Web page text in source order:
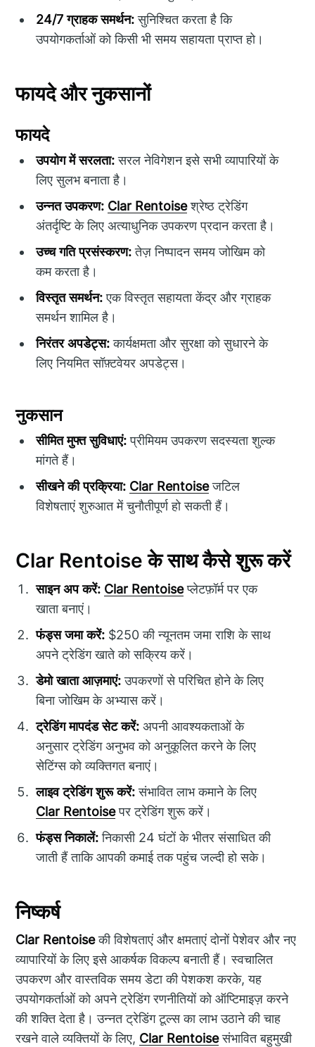
24/7 ग्राहक समर्थन:सुनिश्चित करता है कि
उपयोगकर्ताओं को किसी भी समय सहायता प्राप्त हो।
फायदे और नुकसानों
फायदे
उपयोग में सरलता:सरल नेविगेशन इसे सभी व्यापारियों के
लिए सुलभ बनाता है।
उन्नत उपकरण: Clar Rentoiseश्रेष्ठ ट्रेडिंग
अंतर्दृष्टि के लिए अत्याधुनिक उपकरण प्रदान करता है।
उच्च गति प्रसंस्करण:तेज़ निष्पादन समय जोखिम को
कम करता है।
विस्तृत समर्थन:एक विस्तृत सहायता केंद्र और ग्राहक
समर्थन शामिल है।
निरंतर अपडेट्स:कार्यक्षमता और सुरक्षा को सुधारने के
लिए नियमित सॉफ़्टवेयर अपडेट्स।
नुकसान
सीमित मुफ्त सुविधाएं:प्रीमियम उपकरण सदस्यता शुल्क
मांगते हैं।
सीखने की प्रक्रिया: Clar Rentoiseजटिल
विशेषताएं शुरुआत में चुनौतीपूर्ण हो सकती हैं।
Clar Rentoise के साथ कैसे शुरू करें
साइन अप करें: Clar Rentoiseप्लेटफ़ॉर्म पर एक
खाता बनाएं।
फंड्स जमा करें: $250 की न्यूनतम जमा राशि के साथ
अपने ट्रेडिंग खाते को सक्रिय करें।
डेमो खाता आज़माएं:उपकरणों से परिचित होने के लिए
बिना जोखिम के अभ्यास करें।
ट्रेडिंग मापदंड सेट करें: अपनी आवश्यकताओं के
अनुसार ट्रेडिंग अनुभव को अनुकूलित करने के लिए
सेटिंग्स को व्यक्तिगत बनाएं।
लाइव ट्रेडिंग शुरू करें:संभावित लाभ कमाने के लिए
Clar Rentoiseपर ट्रेडिंग शुरू करें।
फंड्स निकालें:निकासी 24 घंटों के भीतर संसाधित की
जाती हैं ताकि आपकी कमाई तक पहुंच जल्दी हो सके।
निष्कर्ष
Clar Rentoiseकी विशेषताएं और क्षमताएं दोनों पेशेवर और नए
व्यापारियों के लिए इसे आकर्षक विकल्प बनाती हैं। स्वचालित
उपकरण और वास्तविक समय डेटा की पेशकश करके, यह
उपयोगकर्ताओं को अपने ट्रेडिंग रणनीतियों को ऑप्टिमाइज़ करने
की शक्ति देता है। उन्नत ट्रेडिंग टूल्स का लाभ उठाने की चाह
रखने वाले व्यक्तियों के लिए, Clar Rentoiseसंभावित बहुमुखी